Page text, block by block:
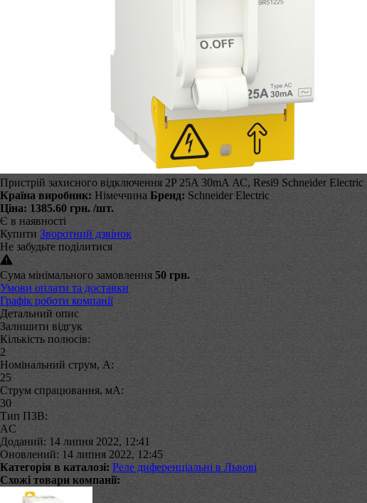
Пристрій захисного відключення 2P 25A 30mA АС, Resi9 Schneider Electric
Країна виробник: Німеччина Бренд: Schneider Electric
Ціна: 1385.60 грн. /шт.
Є в наявності
Купити Зворотний дзвінок
Не забудьте поділитися
Сума мінімального замовлення 50 грн.
Умови оплати та доставки
Графік роботи компанії
Детальний опис
Залишити відгук
Кількість полюсів:
2
Номінальний струм, А:
25
Струм спрацювання, мA:
30
Тип ПЗВ:
AC
Доданий: 14 липня 2022, 12:41
Оновлений: 14 липня 2022, 12:45
Категорія в каталозі: Реле диференціальні в Львові
Схожі товари компанії: